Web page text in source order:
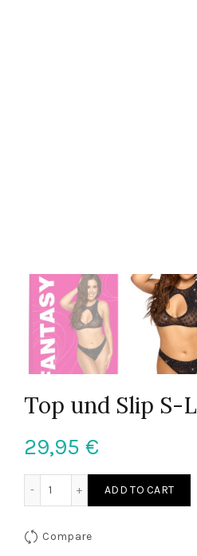
Top und Slip S-L
29,95 €
ADD TO CART
Compare